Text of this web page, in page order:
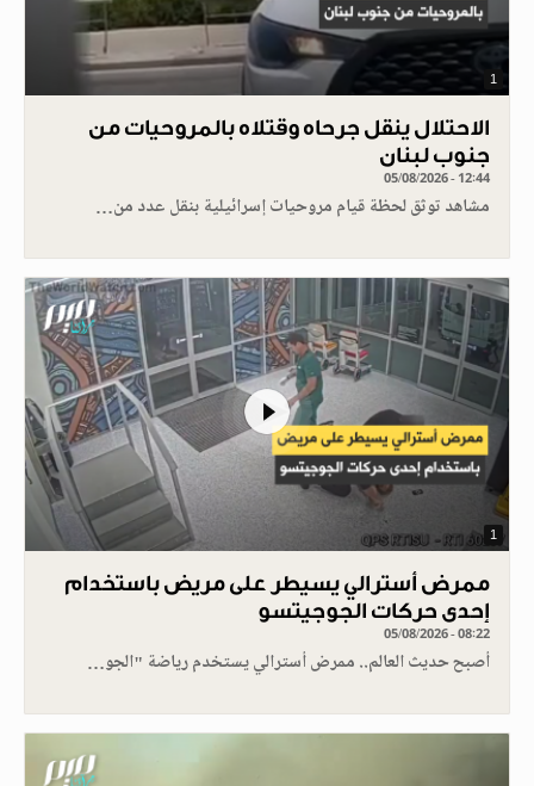
1
الاحتلال ينقل جرحاه وقتلاه بالمروحيات من
جنوب لبنان
05/08/2026 - 12:44
مشاهد توثق لحظة قيام مروحيات إسرائيلية بنقل عدد من…
1
ممرض أسترالي يسيطر على مريض باستخدام
إحدى حركات الجوجيتسو
05/08/2026 - 08:22
أصبح حديث العالم.. ممرض أسترالي يستخدم رياضة "الجو…